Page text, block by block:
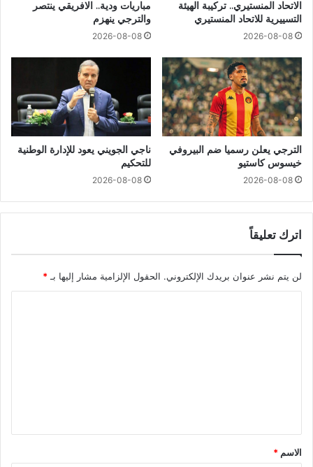
الاتحاد المنستيري.. تركيبة الهيئة
التسييرية للاتحاد المنستيري
2026-08-08
مباريات ودية.. الافريقي ينتصر
والترجي ينهزم
2026-08-08
الترجي يعلن رسميا ضم البيروفي
خيسوس كاستيو
2026-08-08
ناجي الجويني يعود للإدارة الوطنية
للتحكيم
2026-08-08
اترك تعليقاً
لن يتم نشر عنوان بريدك الإلكتروني. الحقول الإلزامية مشار إليها بـ *
*
الاسم *